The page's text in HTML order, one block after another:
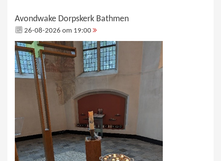
Avondwake Dorpskerk Bathmen
26-08-2026 om 19:00